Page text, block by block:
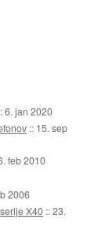
6. jan 2020
:: 15. sep
feb 2010
2006
X40 ::23.